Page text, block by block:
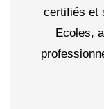
certifiés et
Ecoles,